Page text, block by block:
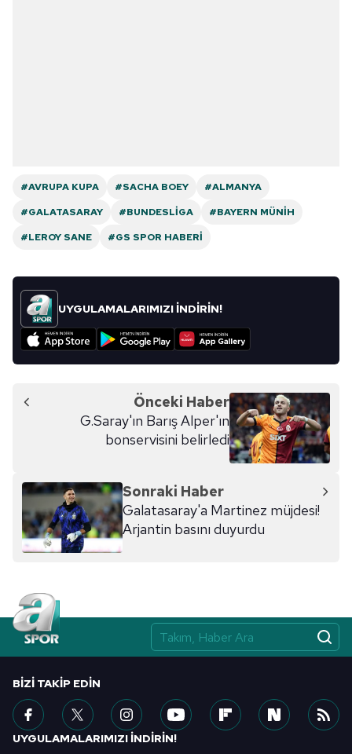
#AVRUPA KUPA #SACHA BOEY
#ALMANYA
#GALATASARAY
#BUNDESLIGA
#BAYERN MÜNIH
#LEROY SANE
#GS SPOR HABERI
UYGULAMALARIMIZI İNDİRİN!
Önceki Haber
G.Saray'ın Barış Alper'ın
bonservisini belirledi
Sonraki Haber
Galatasaray'a Martinez müjdesi!
Arjantin basını duyurdu
BIZI TAKIP EDIN
UYGULAMALARIMIZI İNDİRİN!